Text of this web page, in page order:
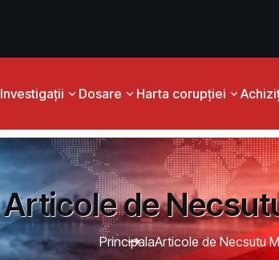
Investigații Dosare Harta corupției
Articole de
PrincipalaArticole de Necsutu